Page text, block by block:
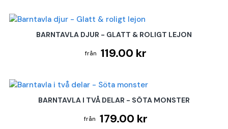
BARNTAVLA DJUR - GLATT & ROLIGT LEJON
119.00 kr
BARNTAVLA I TVÅ DELAR - SÖTA MONSTER
179.00 kr